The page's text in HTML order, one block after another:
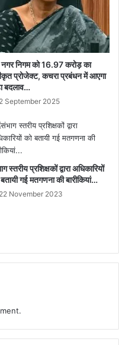
नगर निगम को 16.97 करोड़ का
प्रोजेक्ट, कचरा प्रबंधन में आएगा
बदलाव…
2 September 2025
स्तरीय प्रशिक्षकों द्वारा अधिकारियों
गई मतगणना की बारीकियां…
22 November 2023